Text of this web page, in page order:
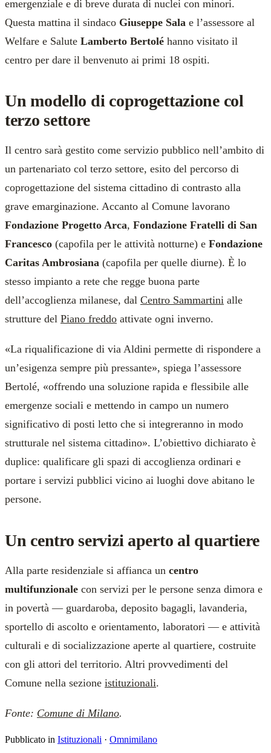
emergenziale e di breve durata di nuclei con minori.
Questa mattina il sindaco Giuseppe Sala e l’assessore al
Welfare e Salute Lamberto Bertolé hanno visitato il
centro per dare il benvenuto ai primi 18 ospiti.
Un modello di coprogettazione col
terzo settore
Il centro sarà gestito come servizio pubblico nell’ambito di
un partenariato col terzo settore, esito del percorso di
coprogettazione del sistema cittadino di contrasto alla
grave emarginazione. Accanto al Comune lavorano
Fondazione Progetto Arca, Fondazione Fratelli di San
Francesco (capofila per le attività notturne) e Fondazione
Caritas Ambrosiana (capofila per quelle diurne). È lo
stesso impianto a rete che regge buona parte
dell’accoglienza milanese, dal Centro Sammartini alle
strutture del Piano freddo attivate ogni inverno.
«La riqualificazione di via Aldini permette di rispondere a
un’esigenza sempre più pressante», spiega l’assessore
Bertolé, «offrendo una soluzione rapida e flessibile alle
emergenze sociali e mettendo in campo un numero
significativo di posti letto che si integreranno in modo
strutturale nel sistema cittadino». L’obiettivo dichiarato è
duplice: qualificare gli spazi di accoglienza ordinari e
portare i servizi pubblici vicino ai luoghi dove abitano le
persone.
Un centro servizi aperto al quartiere
Alla parte residenziale si affianca un centro
multifunzionale con servizi per le persone senza dimora e
in povertà — guardaroba, deposito bagagli, lavanderia,
sportello di ascolto e orientamento, laboratori — e attività
culturali e di socializzazione aperte al quartiere, costruite
con gli attori del territorio. Altri provvedimenti del
Comune nella sezione istituzionali.
Fonte: Comune di Milano.
Pubblicato in Istituzionali · Omnimilano